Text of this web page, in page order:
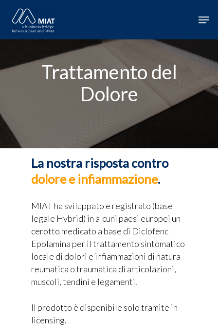
Hit enter to search or ESC to close
Trattamento del
Dolore
La nostra risposta contro
dolore e infiammazione.
MIAT ha sviluppato e registrato (base
legale Hybrid) in alcuni paesi europei un
cerotto medicato a base di Diclofenc
Epolamina per il trattamento sintomatico
locale di dolori e infiammazioni di natura
reumatica o traumatica di articolazioni,
muscoli, tendini e legamenti.
Il prodotto è disponibile solo tramite in-
licensing.
Home
Chi siamo